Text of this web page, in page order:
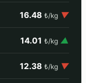
16.48 ₺/kg ▼
14.01 ₺/kg ▲
12.38 ₺/kg ▼